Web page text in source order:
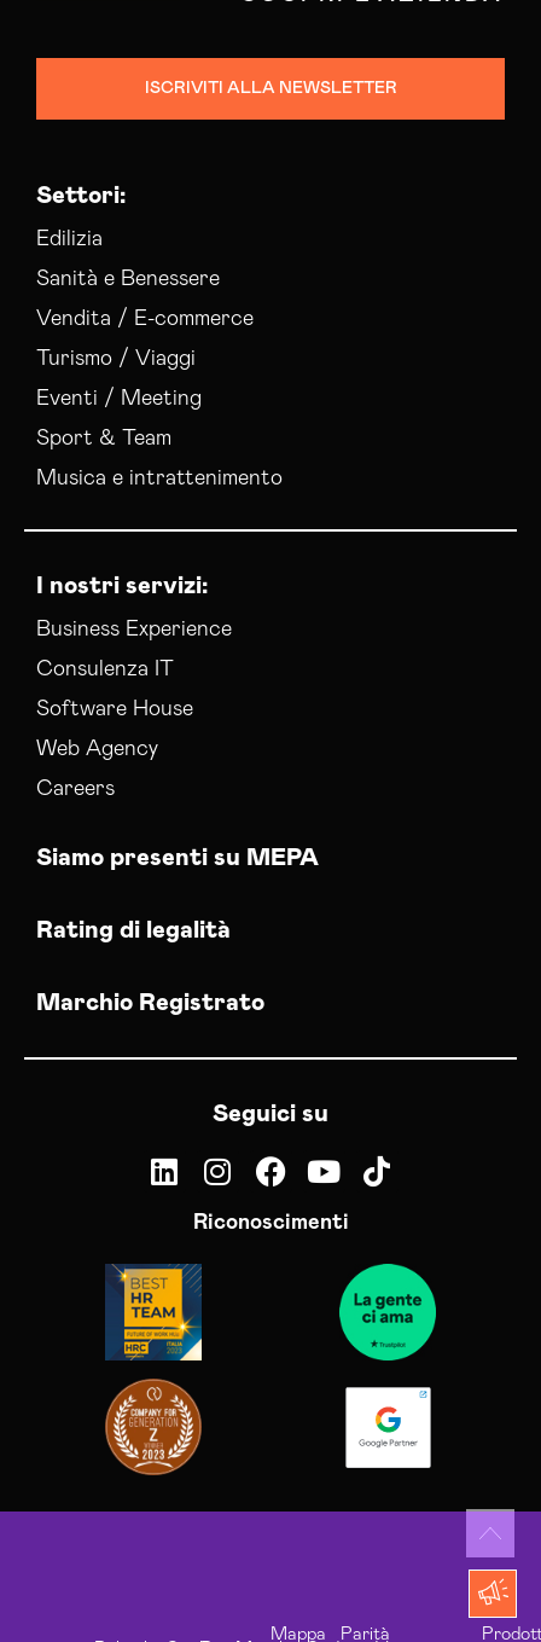
ISCRIVITI ALLA NEWSLETTER
Settori:
Edilizia
Sanità e Benessere
Vendita / E-commerce
Turismo / Viaggi
Eventi / Meeting
Sport & Team
Musica e intrattenimento
I nostri servizi:
Business Experience
Consulenza IT
Software House
Web Agency
Careers
Siamo presenti su MEPA
Rating di legalità
Marchio Registrato
Seguici su
Riconoscimenti
Mappa
Parità